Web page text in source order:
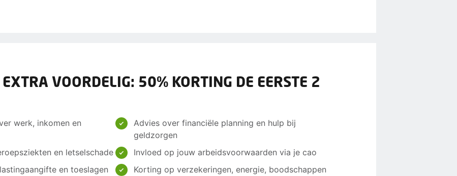
VOORDELIG: 50% KORTING DE EERSTE 2
werk, inkomen en
Advies over financiële planning en hulp bij
geldzorgen
en letselschade
Invloed op jouw arbeidsvoorwaarden via je cao
en toeslagen
Korting op verzekeringen, energie, boodschappen